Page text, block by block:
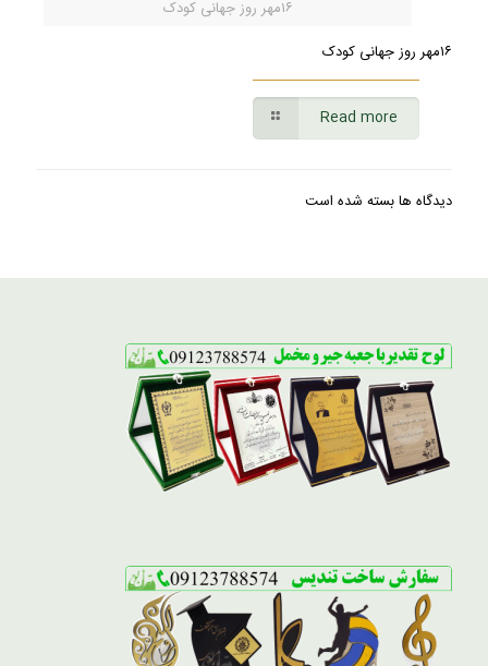
۱۶مهر روز جهانی کودک
۱۶مهر روز جهانی کودک
Read more
دیدگاه ها بسته شده است